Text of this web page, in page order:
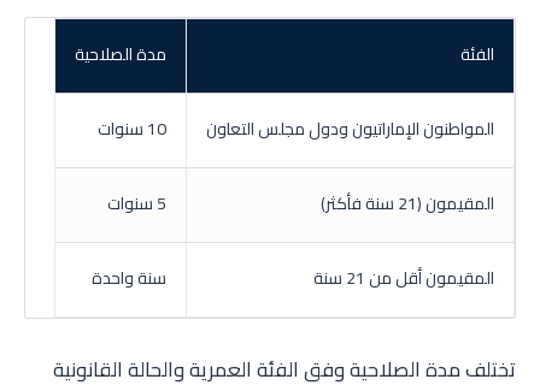
الفئة مدة الصلاحية
المواطنون الإماراتيون ودول مجلس التعاون 10 سنوات
المقيمون (21 سنة فأكثر) 5 سنوات
المقيمون أقل من 21 سنة سنة واحدة
تختلف مدة الصلاحية وفق الفئة العمرية والحالة القانونية